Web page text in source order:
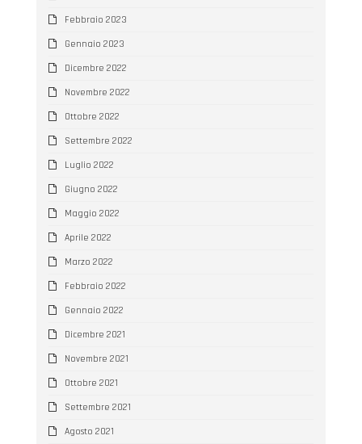
Febbraio 2023
Gennaio 2023
Dicembre 2022
Novembre 2022
Ottobre 2022
Settembre 2022
Luglio 2022
Giugno 2022
Maggio 2022
Aprile 2022
Marzo 2022
Febbraio 2022
Gennaio 2022
Dicembre 2021
Novembre 2021
Ottobre 2021
Settembre 2021
Agosto 2021